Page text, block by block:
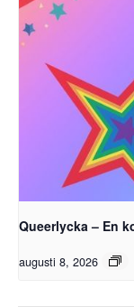
Queerlycka – En
augusti 8, 2026